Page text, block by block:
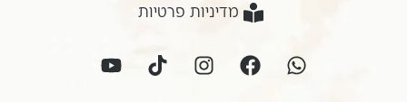
מדיניות פרטיות